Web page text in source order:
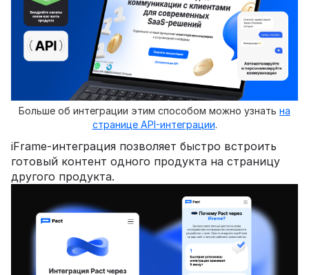
Больше об интеграции этим способом можно узнать на
странице API-интеграции.
iFrame-интеграция позволяет быстро встроить
готовый контент одного продукта на страницу
другого продукта.